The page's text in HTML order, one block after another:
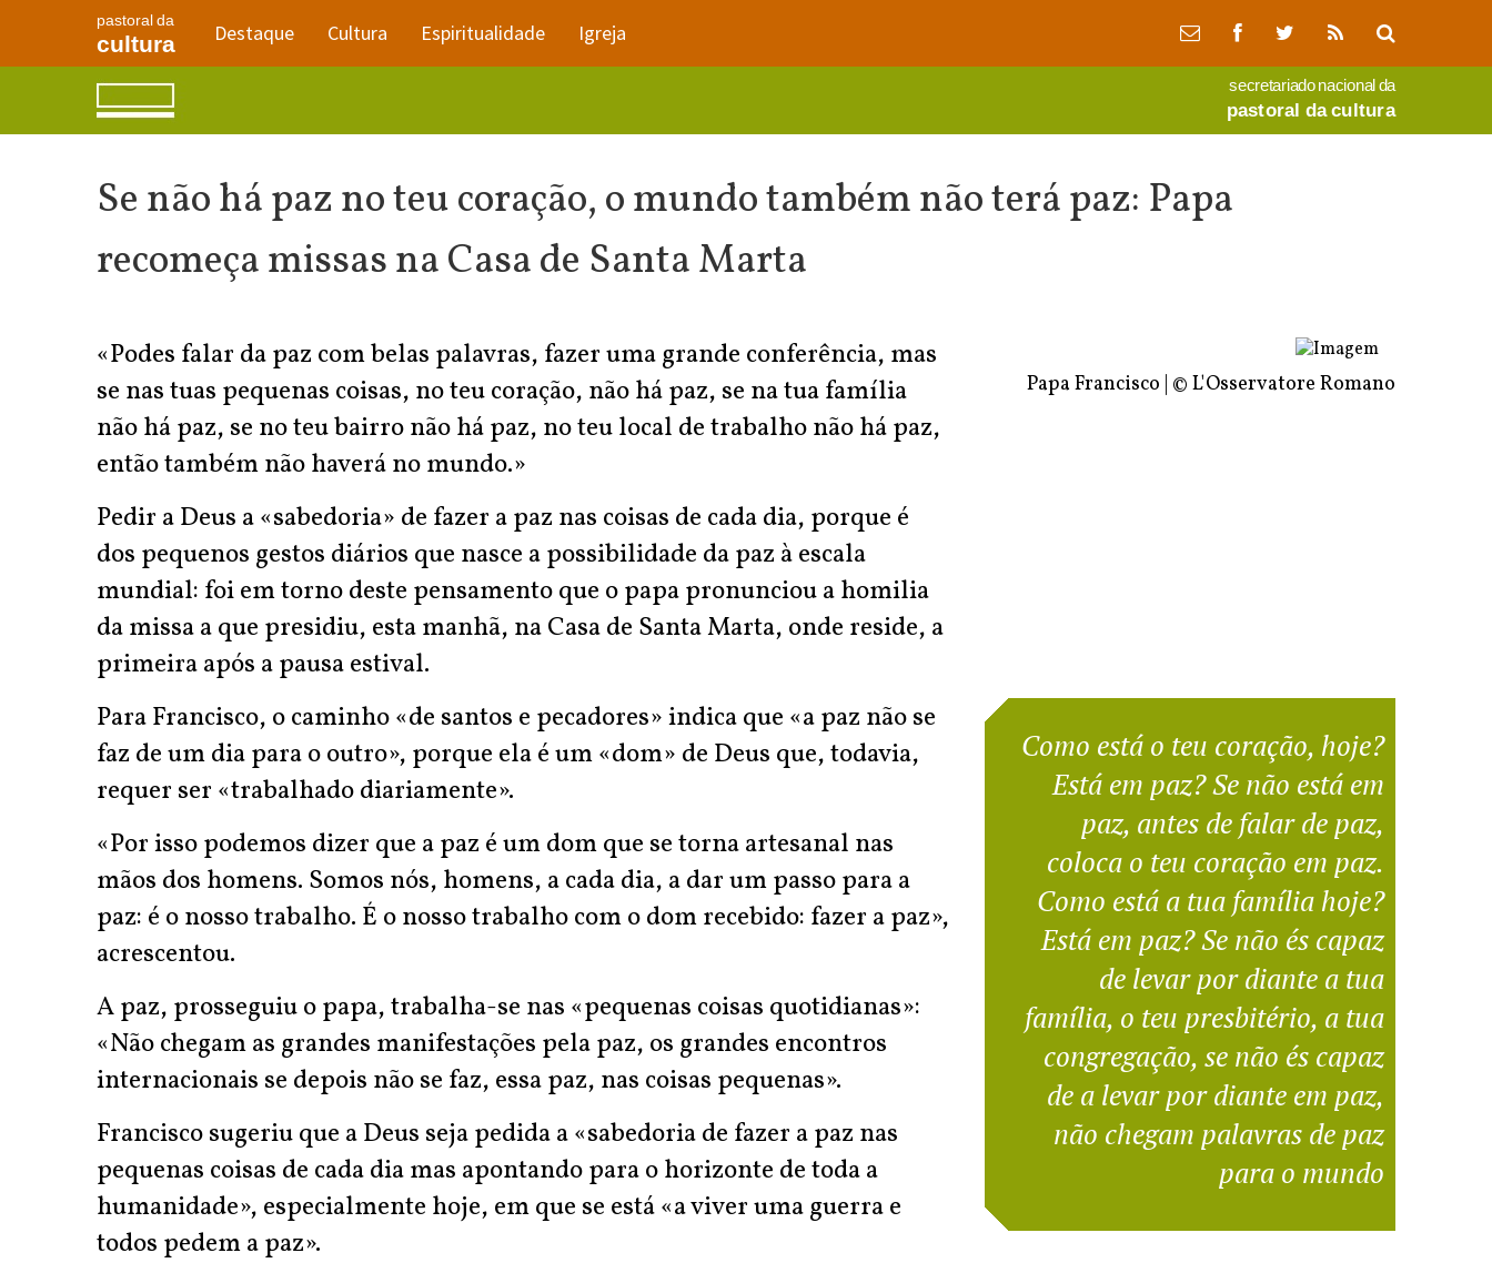
pastoral da
cultura Destaque Cultura Espiritualidade Igreja
secretariado nacional da
pastoral da cultura
Se não há paz no teu coração, o mundo também não terá paz: Papa
recomeça missas na Casa de Santa Marta
«Podes falar da paz com belas palavras, fazer uma grande conferência, mas
se nas tuas pequenas coisas, no teu coração, não há paz, se na tua família
não há paz, se no teu bairro não há paz, no teu local de trabalho não há paz,
então também não haverá no mundo.»
Pedir a Deus a «sabedoria» de fazer a paz nas coisas de cada dia, porque é
dos pequenos gestos diários que nasce a possibilidade da paz à escala
mundial: foi em torno deste pensamento que o papa pronunciou a homilia
da missa a que presidiu, esta manhã, na Casa de Santa Marta, onde reside, a
primeira após a pausa estival.
Para Francisco, o caminho «de santos e pecadores» indica que «a paz não se
faz de um dia para o outro», porque ela é um «dom» de Deus que, todavia,
requer ser «trabalhado diariamente».
«Por isso podemos dizer que a paz é um dom que se torna artesanal nas
mãos dos homens. Somos nós, homens, a cada dia, a dar um passo para a
paz: é o nosso trabalho. É o nosso trabalho com o dom recebido: fazer a paz»,
acrescentou.
A paz, prosseguiu o papa, trabalha-se nas «pequenas coisas quotidianas»:
«Não chegam as grandes manifestações pela paz, os grandes encontros
internacionais se depois não se faz, essa paz, nas coisas pequenas».
Francisco sugeriu que a Deus seja pedida a «sabedoria de fazer a paz nas
pequenas coisas de cada dia mas apontando para o horizonte de toda a
humanidade», especialmente hoje, em que se está «a viver uma guerra e
todos pedem a paz».
Papa Francisco | © L'Osservatore Romano
Como está o teu coração, hoje?
Está em paz? Se não está em
paz, antes de falar de paz,
coloca o teu coração em paz.
Como está a tua família hoje?
Está em paz? Se não és capaz
de levar por diante a tua
família, o teu presbitério, a tua
congregação, se não és capaz
de a levar por diante em paz,
não chegam palavras de paz
para o mundo